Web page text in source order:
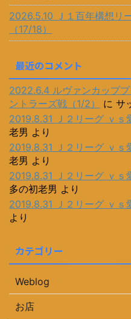
2026.5.10 Ｊ１百年構想リ
（17/18）
最近のコメント
2022.6.4 ルヴァンカップ
ントラーズ戦（1/2）
に サ
2019.8.31 Ｊ２リーグ ｖ
老男 より
2019.8.31 Ｊ２リーグ ｖ
老男 より
2019.8.31 Ｊ２リーグ ｖ
多の初老男 より
2019.8.31 Ｊ２リーグ ｖ
より
カテゴリー
Weblog
お店